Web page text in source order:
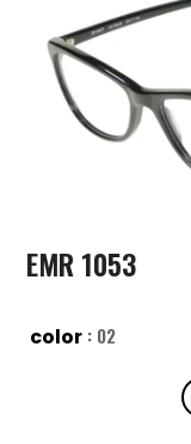
EMR 1053
color : 02